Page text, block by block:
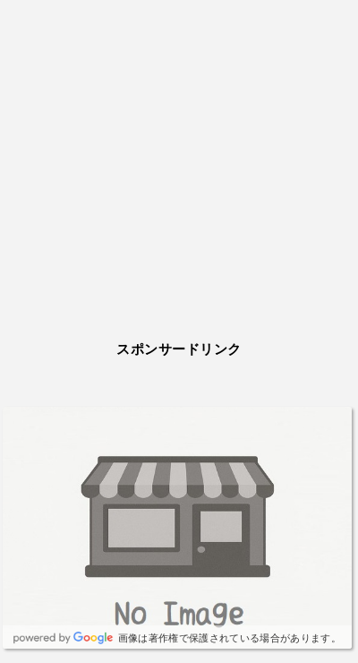
スポンサードリンク
画像は著作権で保護されている場合があります。